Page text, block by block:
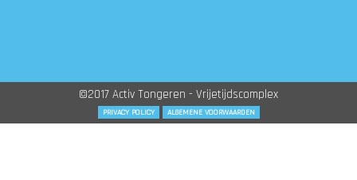
©2017 Activ Tongeren - Vrijetijdscomplex
PRIVACY POLICY ALGEMENE VOORWAARDEN